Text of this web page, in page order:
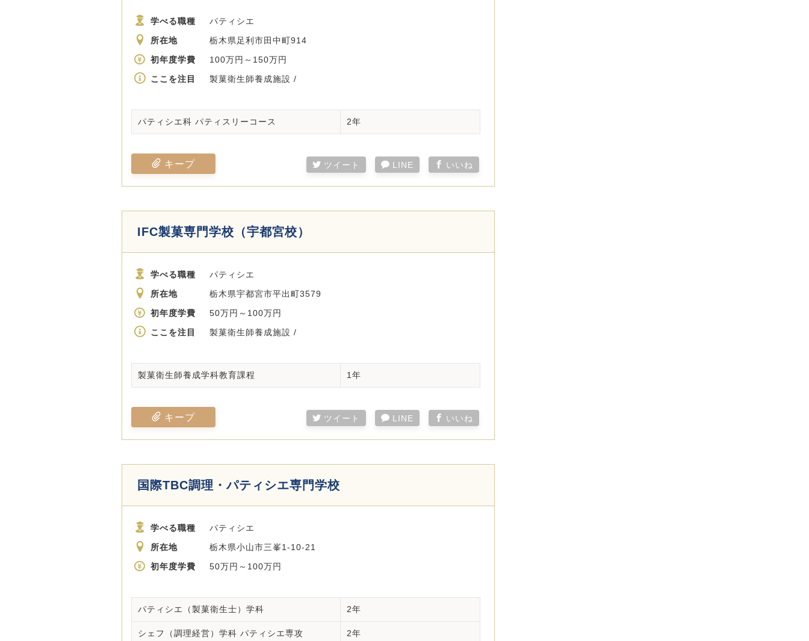
学べる職種
パティシエ
所在地
栃木県足利市田中町914
初年度学費
100万円～150万円
ここを注目
製菓衛生師養成施設 /
パティシエ科 パティスリーコース 2年
キープ ツイート LINE いいね
IFC製菓専門学校（宇都宮校）
学べる職種
パティシエ
所在地
栃木県宇都宮市平出町3579
初年度学費
50万円～100万円
ここを注目
製菓衛生師養成施設 /
製菓衛生師養成学科教育課程 1年
キープ ツイート LINE いいね
国際TBC調理・パティシエ専門学校
学べる職種
パティシエ
所在地
栃木県小山市三峯1-10-21
初年度学費
50万円～100万円
パティシエ（製菓衛生士）学科 2年
シェフ（調理経営）学科 パティシエ専攻 2年